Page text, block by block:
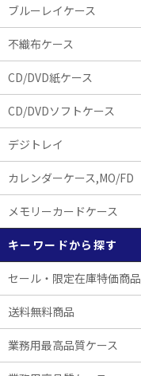
ブルーレイケース
不織布ケース
CD/DVD紙ケース
CD/DVDソフトケース
デジトレイ
カレンダーケース,MO/FD
メモリーカードケース
キーワードから探す
セール・限定在庫特価商品
送料無料商品
業務用最高品質ケース